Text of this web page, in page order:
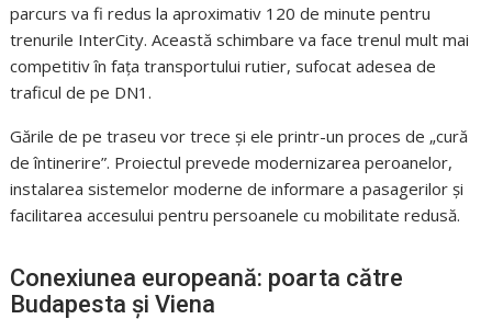
parcurs va fi redus la aproximativ 120 de minute pentru
trenurile InterCity. Această schimbare va face trenul mult mai
competitiv în fața transportului rutier, sufocat adesea de
traficul de pe DN1.
Gările de pe traseu vor trece și ele printr-un proces de „cură
de întinerire”. Proiectul prevede modernizarea peroanelor,
instalarea sistemelor moderne de informare a pasagerilor și
facilitarea accesului pentru persoanele cu mobilitate redusă.
Conexiunea europeană: poarta către
Budapesta și Viena